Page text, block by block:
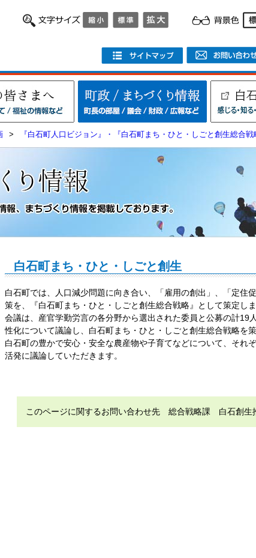
> 『白石町人口ビジョン』・『白石町まち・ひと・しごと創生総合戦
白石町まち・ひと・しごと創生
白石町では、人口減少問題に向き合い、「雇用の創出」、「定住
策を、『白石町まち・ひと・しごと創生総合戦略』として策定しま
会議は、産官学勤労言の各分野から選出された委員と公募の計
性化について議論し、白石町まち・ひと・しごと創生総合戦略を策
白石町の豊かで安心・安全な農産物や子育てなどについて、それ
活発に議論していただきます。
このページに関するお問い合わせ先 総合戦略課 白石創